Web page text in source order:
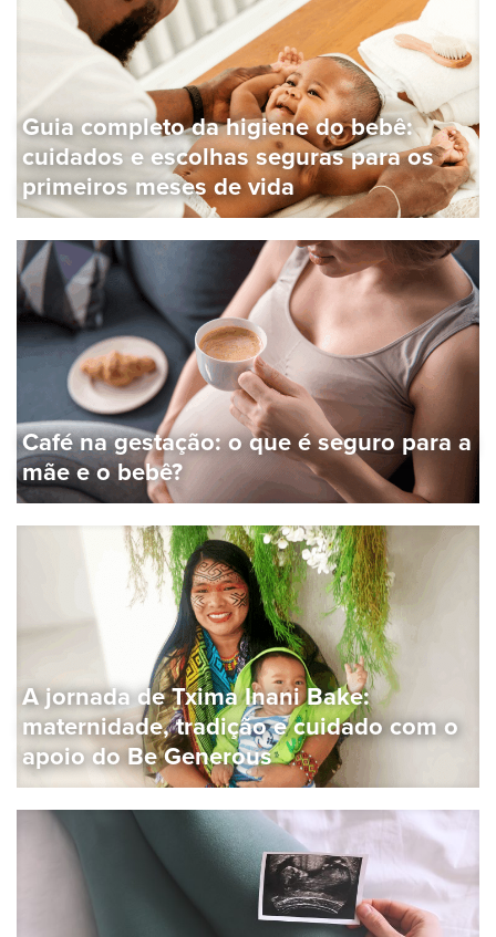
Guia completo da higiene do bebê:
cuidados e escolhas seguras para os
primeiros meses de vida
Café na gestação: o que é seguro para a
mãe e o bebê?
A jornada de Txima Inani Bake:
maternidade, tradição e cuidado com o
apoio do Be Generous